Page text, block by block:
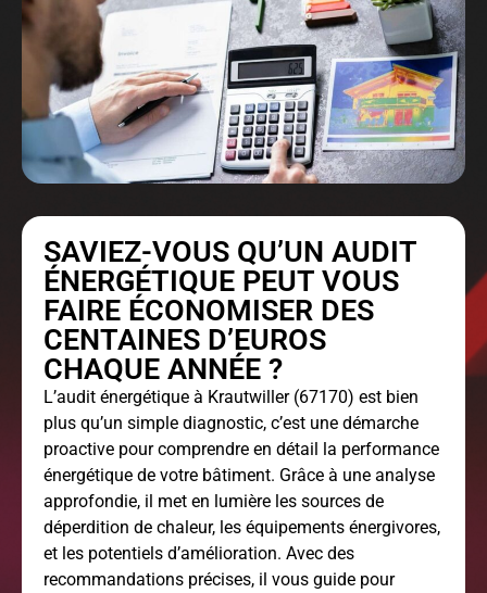
SAVIEZ-VOUS QU’UN AUDIT
ÉNERGÉTIQUE PEUT VOUS
FAIRE ÉCONOMISER DES
CENTAINES D’EUROS
CHAQUE ANNÉE ?
L’audit énergétique à Krautwiller (67170) est bien
plus qu’un simple diagnostic, c’est une démarche
proactive pour comprendre en détail la performance
énergétique de votre bâtiment. Grâce à une analyse
approfondie, il met en lumière les sources de
déperdition de chaleur, les équipements énergivores,
et les potentiels d’amélioration. Avec des
recommandations précises, il vous guide pour